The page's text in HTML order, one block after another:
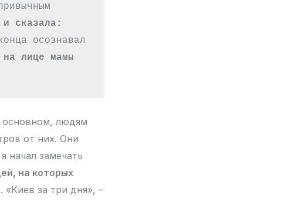
сказала:
осознавал
на лице мамы
основном, людям
от них. Они
начал замечать
на которых
. «Киев за три дня», –